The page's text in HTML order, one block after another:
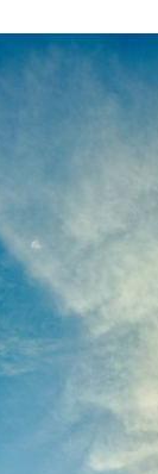
人気を誇る
者でも使い
で使ってみた
アクションカ
から５年間実
追記 DJIから、
Osmo
らは、GoPro
どの性能が良
水中カメラで